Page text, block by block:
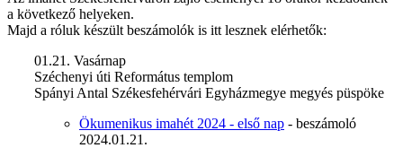
a következő helyeken.
Majd a róluk készült beszámolók is itt lesznek elérhetők:
01.21. Vasárnap
Széchenyi úti Református templom
Spányi Antal Székesfehérvári Egyházmegye megyés püspöke
Ökumenikus imahét 2024 - első nap - beszámoló
2024.01.21.